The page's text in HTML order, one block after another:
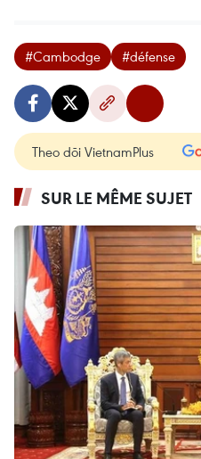
#Cambodge #défense
Theo dõi VietnamPlus
SUR LE MÊME SUJET